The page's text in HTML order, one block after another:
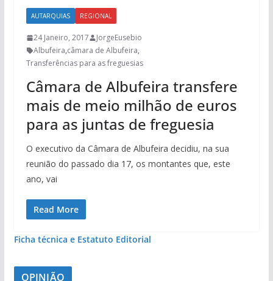
AUTARQUIAS REGIONAL
24 Janeiro, 2017
JorgeEusebio
Albufeira,câmara de Albufeira,
Transferências para as freguesias
Câmara de Albufeira transfere
mais de meio milhão de euros
para as juntas de freguesia
O executivo da Câmara de Albufeira decidiu, na sua
reunião do passado dia 17, os montantes que, este
ano, vai
Read More
Ficha técnica e Estatuto Editorial
OPINIÃO